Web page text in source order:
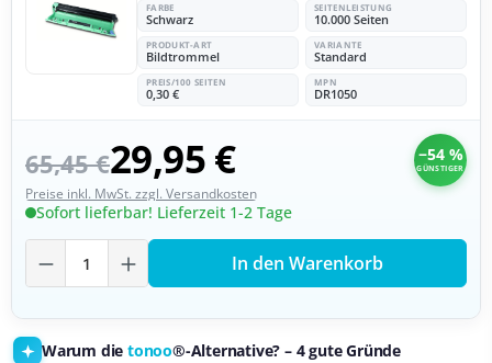
FARBE
Schwarz
SEITENLEISTUNG
10.000 Seiten
PRODUKT-ART
Bildtrommel
VARIANTE
Standard
PREIS/100 SEITEN
0,30 €
MPN
DR1050
65,45 €29,95 € −54 %
GÜNSTIGER
Preise inkl. MwSt. zzgl. Versandkosten
Sofort lieferbar! Lieferzeit 1-2 Tage
Produkt Anzahl: Gib den gewünschten
In den Warenkorb
Warum die tonoo®-Alternative? – 4 gute Gründe